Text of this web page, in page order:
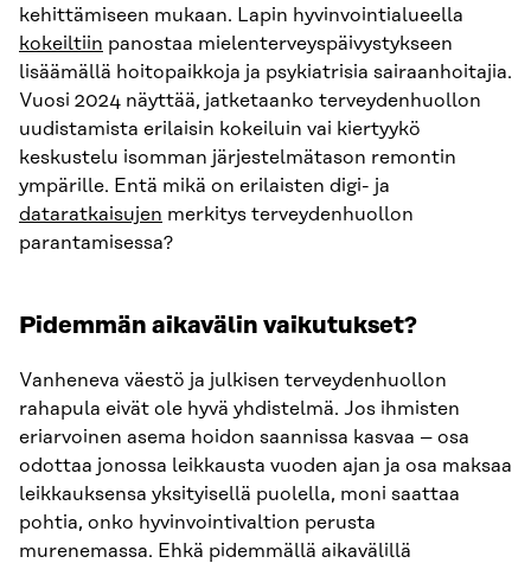
kehittämiseen mukaan. Lapin hyvinvointialueella
kokeiltiin panostaa mielenterveyspäivystykseen
lisäämällä hoitopaikkoja ja psykiatrisia sairaanhoitajia.
Vuosi 2024 näyttää, jatketaanko terveydenhuollon
uudistamista erilaisin kokeiluin vai kiertyykö
keskustelu isomman järjestelmätason remontin
ympärille. Entä mikä on erilaisten digi- ja
dataratkaisujen merkitys terveydenhuollon
parantamisessa?
Pidemmän aikavälin vaikutukset?
Vanheneva väestö ja julkisen terveydenhuollon
rahapula eivät ole hyvä yhdistelmä. Jos ihmisten
eriarvoinen asema hoidon saannissa kasvaa – osa
odottaa jonossa leikkausta vuoden ajan ja osa maksaa
leikkauksensa yksityisellä puolella, moni saattaa
pohtia, onko hyvinvointivaltion perusta
murenemassa. Ehkä pidemmällä aikavälillä